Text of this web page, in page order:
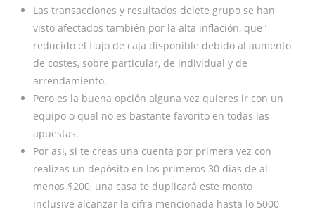
Las transacciones y resultados delete grupo se han
visto afectados también por la alta inflación, que ‘
reducido el flujo de caja disponible debido al aumento
de costes, sobre particular, de individual y de
arrendamiento.
Pero es la buena opción alguna vez quieres ir con un
equipo o qual no es bastante favorito en todas las
apuestas.
Por asi, si te creas una cuenta por primera vez con
realizas un depósito en los primeros 30 días de al
menos $200, una casa te duplicará este monto
inclusive alcanzar la cifra mencionada hasta lo 5000